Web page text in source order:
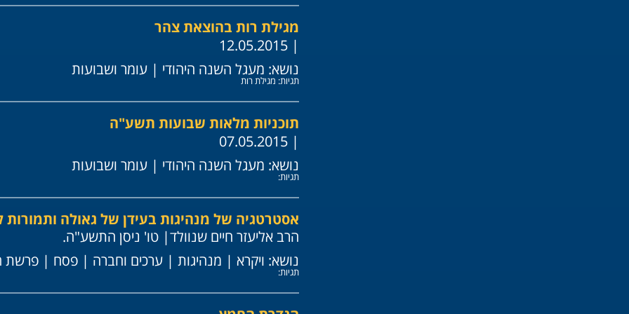
מגילת רות בהוצאת צהר
| 12.05.2015
נושא: מעגל השנה היהודי |עומר ושבועות
תגיות: מגילת רות
תוכניות מלאות שבועות תשע"ה
| 07.05.2015
נושא: מעגל השנה היהודי |עומר ושבועות
תגיות:
אסטרטגיה של מנהיגות בעידן של גאולה
הרב אליעזר חיים שנוולד| טו' ניסן התשע"ה.
נושא: ויקרא | מנהיגות |ערכים וחברה |פסח |פרשת
תגיות: